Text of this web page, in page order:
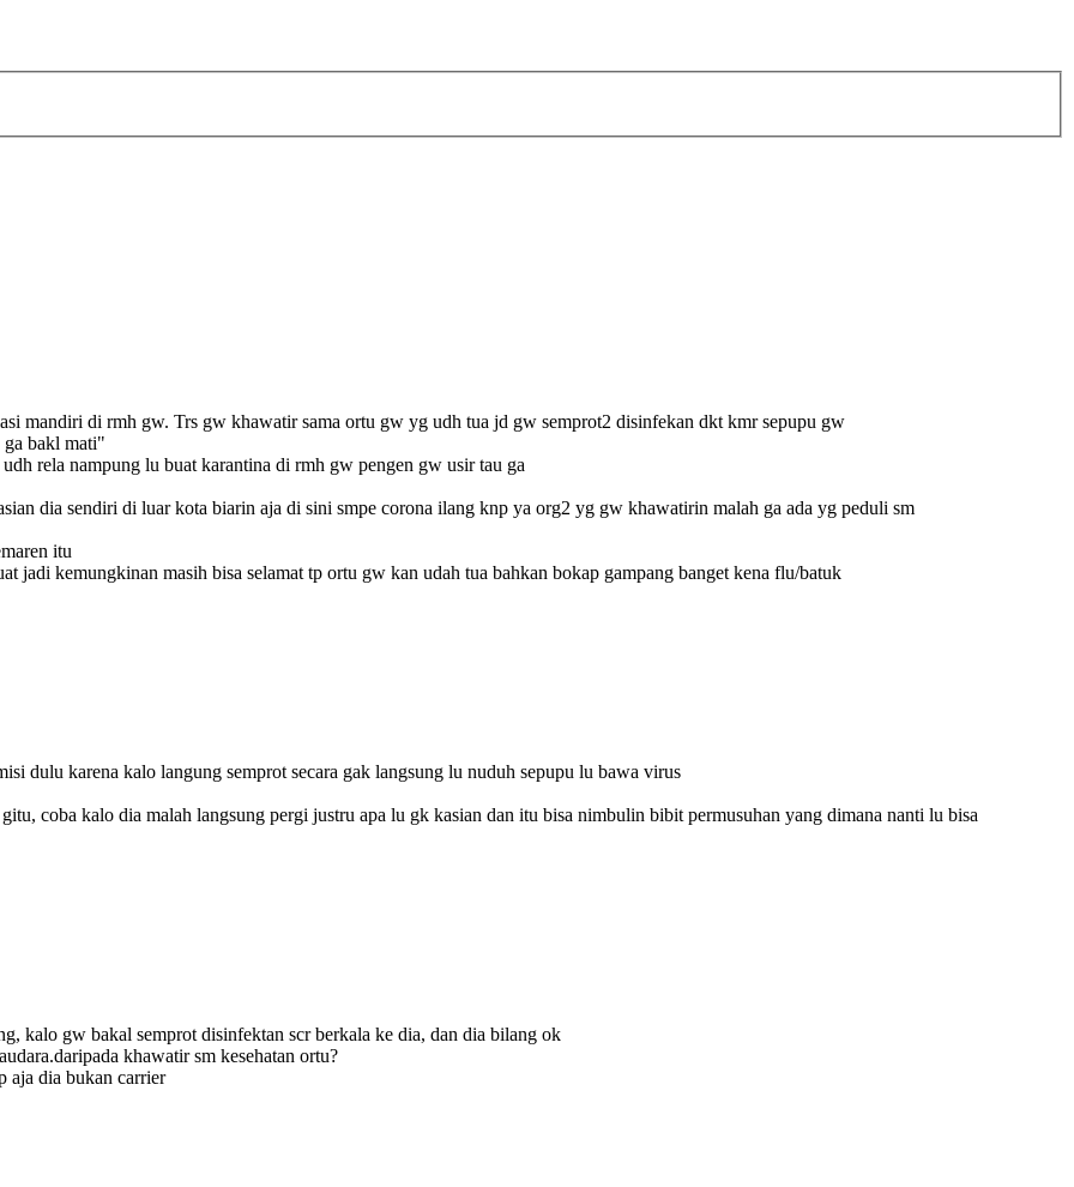
mandiri di rmh gw. Trs gw khawatir sama ortu gw yg udh tua jd gw semprot2 disinfekan dkt kmr sepupu gw
bakl mati"
rela nampung lu buat karantina di rmh gw pengen gw usir tau ga
dia sendiri di luar kota biarin aja di sini smpe corona ilang knp ya org2 yg gw khawatirin malah ga ada yg peduli sm
itu
jadi kemungkinan masih bisa selamat tp ortu gw kan udah tua bahkan bokap gampang banget kena flu/batuk
dulu karena kalo langung semprot secara gak langsung lu nuduh sepupu lu bawa virus
coba kalo dia malah langsung pergi justru apa lu gk kasian dan itu bisa nimbulin bibit permusuhan yang dimana nanti lu bisa
kalo gw bakal semprot disinfektan scr berkala ke dia, dan dia bilang ok
khawatir sm kesehatan ortu?
aja dia bukan carrier